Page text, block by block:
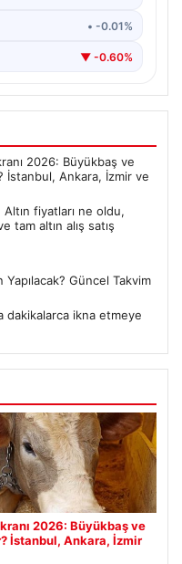
• -0.01%
▼ -0.60%
2026: Büyükbaş ve
İstanbul, Ankara, İzmir ve
Altın fiyatları ne oldu,
tam altın alış satış
Güncel Takvim
dakikalarca ikna etmeye
2026: Büyükbaş ve
İstanbul, Ankara, İzmir